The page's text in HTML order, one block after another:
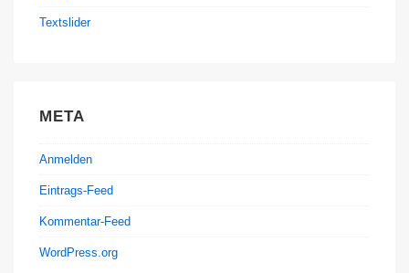
Textslider
META
Anmelden
Eintrags-Feed
Kommentar-Feed
WordPress.org